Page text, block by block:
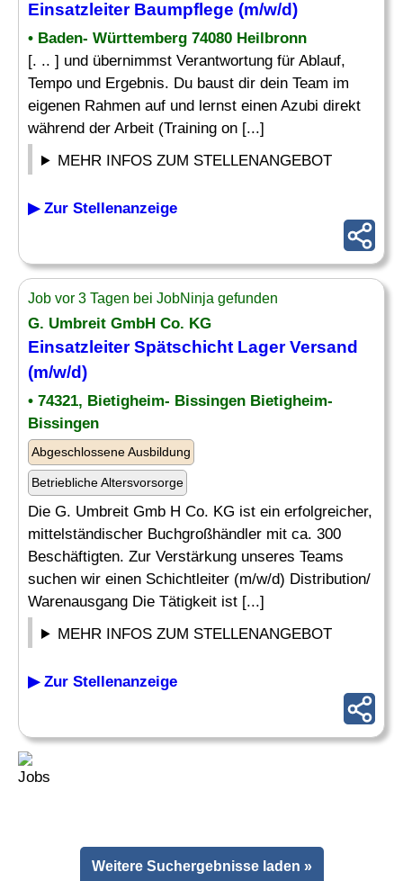
EinsatzleiterBaumpflege (m/w/d)
• Baden- Württemberg 74080 Heilbronn
[. .. ] und übernimmst Verantwortung für Ablauf,
Tempo und Ergebnis. Du baust dir dein Team im
eigenen Rahmen auf und lernst einen Azubi direkt
während der Arbeit (Training on [...]
MEHR INFOS ZUM STELLENANGEBOT
▶ Zur Stellenanzeige
Job vor 3 Tagen bei JobNinja gefunden
G. Umbreit GmbH Co. KG
EinsatzleiterSpätschicht Lager Versand
(m/w/d)
• 74321, Bietigheim- Bissingen Bietigheim-
Bissingen
Abgeschlossene Ausbildung
Betriebliche Altersvorsorge
Die G. Umbreit Gmb H Co. KG ist ein erfolgreicher,
mittelständischer Buchgroßhändler mit ca. 300
Beschäftigten. Zur Verstärkung unseres Teams
suchen wir einen Schichtleiter (m/w/d) Distribution/
Warenausgang Die Tätigkeit ist [...]
MEHR INFOS ZUM STELLENANGEBOT
▶ Zur Stellenanzeige
Weitere Suchergebnisse laden »